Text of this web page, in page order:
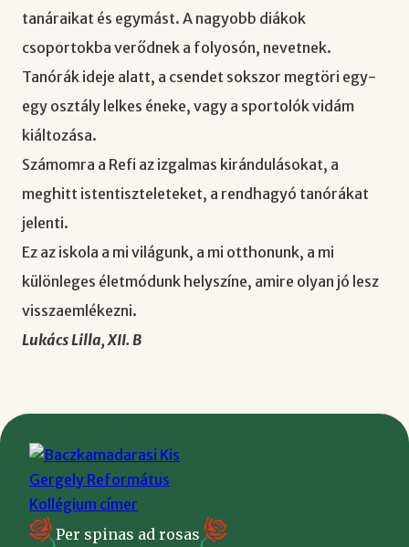
tanáraikat és egymást. A nagyobb diákok
csoportokba verődnek a folyosón, nevetnek.
Tanórák ideje alatt, a csendet sokszor megtöri egy-
egy osztály lelkes éneke, vagy a sportolók vidám
kiáltozása.
Számomra a Refi az izgalmas kirándulásokat, a
meghitt istentiszteleteket, a rendhagyó tanórákat
jelenti.
Ez az iskola a mi világunk, a mi otthonunk, a mi
különleges életmódunk helyszíne, amire olyan jó lesz
visszaemlékezni.
Lukács Lilla, XII. B
Per spinas ad rosas